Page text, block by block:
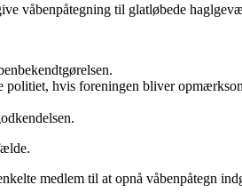
våbenpåtegning til glatløbede
hvis foreningen bliver
medlem til at opnå våbenpåtegn